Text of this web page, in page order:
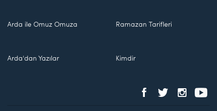
Arda ile Omuz Omuza Ramazan Tarifleri
Arda'dan Yazılar Kimdir